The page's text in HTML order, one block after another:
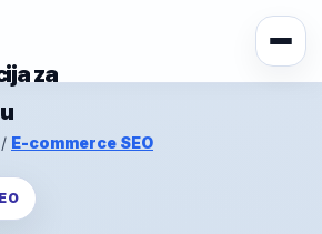
/ E-commerce SEO